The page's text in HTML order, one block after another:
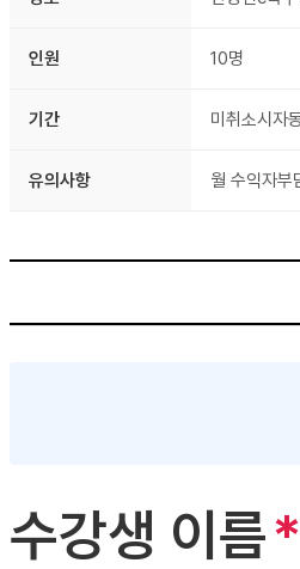
인원 10명
기간 미취소시자
유의사항 월 수익자
수강생 이름